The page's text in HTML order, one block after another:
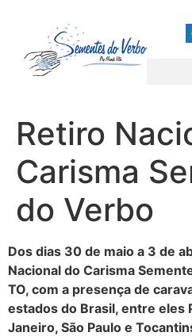
Retiro
Carisma
do Verbo
Dos dias 30 de maio a 3 de
Nacional do Carisma
TO, com a presença de
estados do Brasil, entre eles
Janeiro, São Paulo e